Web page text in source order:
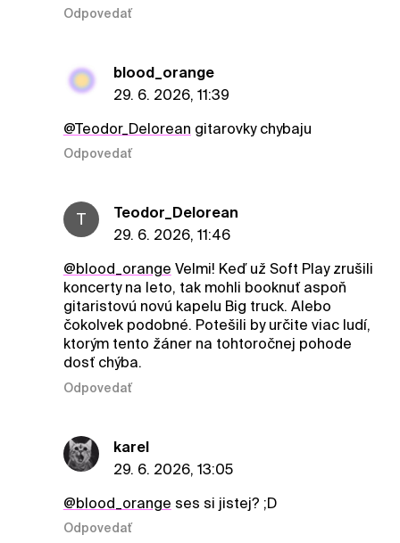
Odpovedať
blood_orange
29. 6. 2026, 11:39
@Teodor_Delorean gitarovky chybaju
Odpovedať
T
Teodor_Delorean
29. 6. 2026, 11:46
@blood_orange Velmi! Keď už Soft Play zrušili
koncerty na leto, tak mohli booknuť aspoň
gitaristovú novú kapelu Big truck. Alebo
čokolvek podobné. Potešili by určite viac ludí,
ktorým tento žáner na tohtoročnej pohode
dosť chýba.
Odpovedať
karel
29. 6. 2026, 13:05
@blood_orange ses si jistej? ;D
Odpovedať